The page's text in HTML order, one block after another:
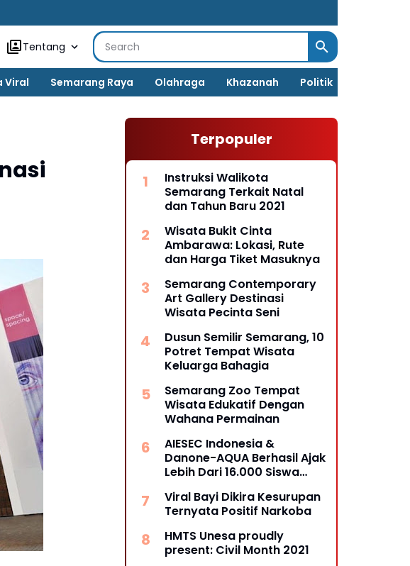
Tentang
Viral Semarang Raya Olahraga Khazanah Politik
Terpopuler
Instruksi Walikota
Semarang Terkait Natal
dan Tahun Baru 2021
Wisata Bukit Cinta
Ambarawa: Lokasi, Rute
dan Harga Tiket Masuknya
Semarang Contemporary
Art Gallery Destinasi
Wisata Pecinta Seni
Dusun Semilir Semarang, 10
Potret Tempat Wisata
Keluarga Bahagia
Semarang Zoo Tempat
Wisata Edukatif Dengan
Wahana Permainan
AIESEC Indonesia &
Danone-AQUA Berhasil Ajak
Lebih Dari 16.000 Siswa
Minum Air Mineral Melalui
Edukasi Interaktif
Viral Bayi Dikira Kesurupan
Ternyata Positif Narkoba
HMTS Unesa proudly
present: Civil Month 2021